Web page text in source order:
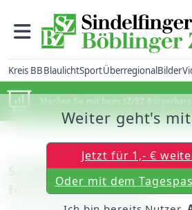
Kreis BBBlaulichtSportÜberregionalBilder
Machen Sie mit beim SZ/BZ-
Sindelfingen-Darmsheim:
für den Ortschaftsrat
Weiter geht's
Jetzt für 1,- €
Oder mit dem